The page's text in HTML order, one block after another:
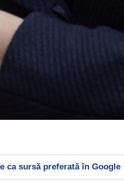
ca sursă preferată în Google